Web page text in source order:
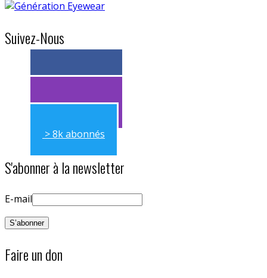
Suivez-Nous
> 11k abonnés
> 11k abonnés
> 8k abonnés
S'abonner à la newsletter
E-mail
Faire un don